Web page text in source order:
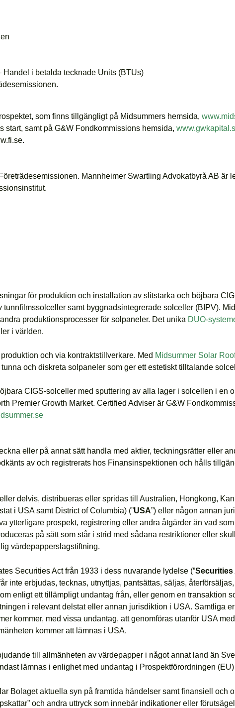
i betalda tecknade Units (BTUs)
som finns tillgängligt på Midsummers hemsida,
samt på G&W Fondkommissions hemsida,
Mannheimer Swartling Advokatbyrå AB är
för produktion och installation av slitstarka och böjbara
samt byggnadsintegrerade solceller (BIPV).
produktionsprocesser för solpaneler. Det unika DUO-
i världen.
och via kontraktstillverkare. Med Midsummer Solar
och diskreta solpaneler som ger ett estetiskt tilltalande
CIGS-solceller med sputtering av alla lager i solcellen i en
Premier Growth Market. Certified Adviser är G&W
eller på annat sätt handla med aktier, teckningsrätter eller
av och registrerats hos Finansinspektionen och hålls
delvis, distribueras eller spridas till Australien, Hongkong,
i USA samt District of Columbia) (”USA”) eller någon annan
ytterligare prospekt, registrering eller andra åtgärder än vad
på sätt som står i strid med sådana restriktioner eller
värdepapperslagstiftning.
Securities Act från 1933 i dess nuvarande lydelse (”Securities
inte erbjudas, tecknas, utnyttjas, pantsättas, säljas,
enligt ett tillämpligt undantag från, eller genom en transaktion
i relevant delstat eller annan jurisdiktion i USA. Samtliga
kommer, med vissa undantag, att genomföras utanför USA
kommer att lämnas i USA.
till allmänheten av värdepapper i något annat land än
lämnas i enlighet med undantag i Prospektförordningen
Bolaget aktuella syn på framtida händelser samt finansiell och
och andra uttryck som innebär indikationer eller